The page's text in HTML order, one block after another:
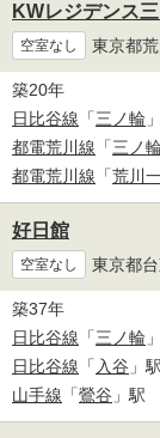
KWレジデンス
空室なし 東京都
築20年
日比谷線 「三ノ輪
都電荒川線 「三ノ
都電荒川線 「荒川
好日館
空室なし 東京都
築37年
日比谷線 「三ノ輪
日比谷線 「 入谷 」駅
山手線 「鶯谷 」駅